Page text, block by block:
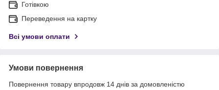
Готівкою
Переведення на картку
Всі умови оплати
Умови повернення
Повернення товару впродовж 14 днів за домовленістю